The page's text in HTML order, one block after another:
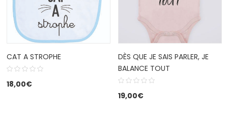
CAT A STROPHE
18,00€
DÈS QUE JE SAIS PARLER, JE
BALANCE TOUT
19,00€